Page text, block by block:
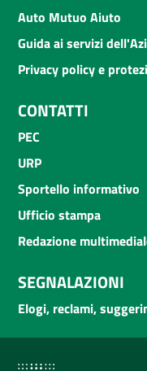
Auto Mutuo Aiuto
Guida ai servizi
Privacy policy e
CONTATTI
PEC
URP
Sportello informativo
Ufficio stampa
Redazione
SEGNALAZIONI
Elogi, reclami,